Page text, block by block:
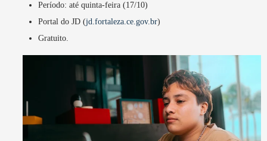
Período: até quinta-feira (17/10)
Portal do JD (jd.fortaleza.ce.gov.br)
Gratuito.